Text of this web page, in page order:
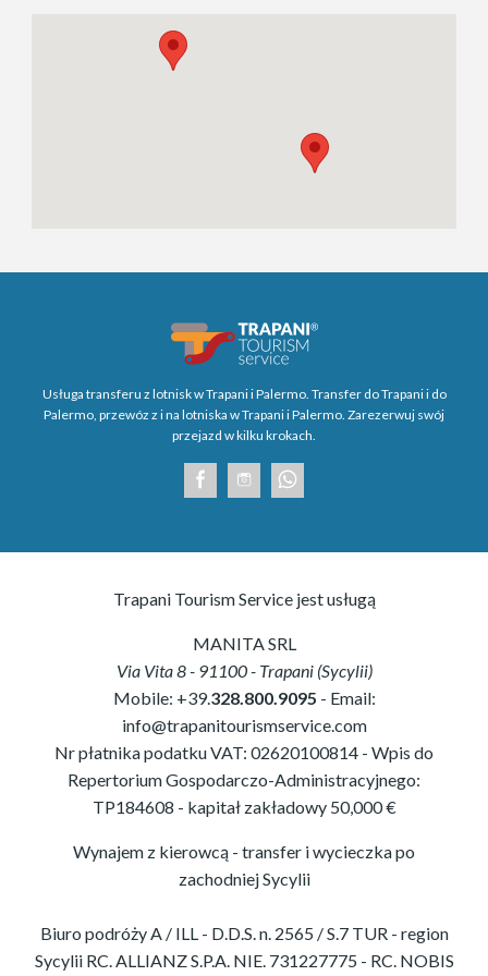
Usługa transferu z lotnisk w Trapani i Palermo. Transfer do Trapani i do
Palermo, przewóz z i na lotniska w Trapani i Palermo. Zarezerwuj swój
przejazd w kilku krokach.
Trapani Tourism Service jest usługą
MANITA SRL
Via Vita 8- 91100- Trapani(Sycylii)
Mobile: +39.328.800.9095 - Email:
info@trapanitourismservice.com
Nr płatnika podatku VAT: 02620100814 - Wpis do
Repertorium Gospodarczo-Administracyjnego:
TP184608 - kapitał zakładowy 50,000 €
Wynajem z kierowcą - transfer i wycieczka po
zachodniej Sycylii
Biuro podróży A / ILL - D.D.S. n. 2565 / S.7 TUR - region
Sycylii RC. ALLIANZ S.P.A. NIE. 731227775 - RC. NOBIS